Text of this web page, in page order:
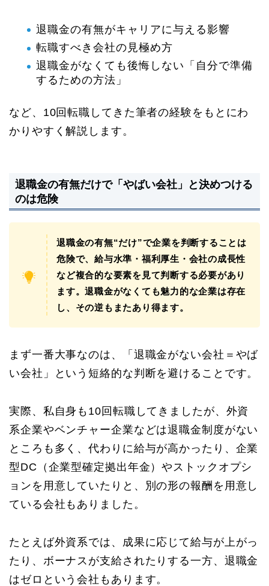
退職金の有無がキャリアに与える影響
転職すべき会社の見極め方
退職金がなくても後悔しない「自分で準備
するための方法」
など、10回転職してきた筆者の経験をもとにわ
かりやすく解説します。
退職金の有無だけで「やばい会社」と決めつける
のは危険
退職金の有無“だけ”で企業を判断することは
危険で、給与水準・福利厚生・会社の成長性
など複合的な要素を見て判断する必要があり
ます。退職金がなくても魅力的な企業は存在
し、その逆もまたあり得ます。
まず一番大事なのは、「退職金がない会社＝やば
い会社」という短絡的な判断を避けることです。
実際、私自身も10回転職してきましたが、外資
系企業やベンチャー企業などは退職金制度がない
ところも多く、代わりに給与が高かったり、企業
型DC（企業型確定拠出年金）やストックオプシ
ョンを用意していたりと、別の形の報酬を用意し
ている会社もありました。
たとえば外資系では、成果に応じて給与が上がっ
たり、ボーナスが支給されたりする一方、退職金
はゼロという会社もあります。